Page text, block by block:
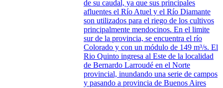
de su caudal, ya que sus principales
afluentes el Río Atuel y el Río Diamante
son utilizados para el riego de los cultivos
principalmente mendocinos. En el limite
sur de la provincia, se encuentra el río
Colorado y con un módulo de 149 m³/s. El
Rio Quinto ingresa al Este de la localidad
de Bernardo Larroudé en el Norte
provincial, inundando una serie de campos
y pasando a provincia de Buenos Aires